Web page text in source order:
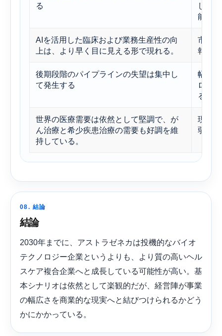
る
した
能性
AIを活用した臨床および業務生産性の向
上は、より早く目に見える形で現れる。
市場
報い
後期段階のパイプラインの失望は集中し
て発生する
幅広
ロー
るだ
世界の医療需要は依然として堅調で、が
ん治療と希少疾患治療の需要も好調を維
持している。
現在
弱気
08. 結論
結論
2030年までに、アストラゼネカは投機的なバイオ
テクノロジー企業というよりも、より質の高いヘル
スケア複合企業へと成長している可能性が高い。基
本シナリオは依然として楽観的だが、経営陣が事業
の幅広さを商業的な現実へと結びつけられるかどう
かにかかっている。